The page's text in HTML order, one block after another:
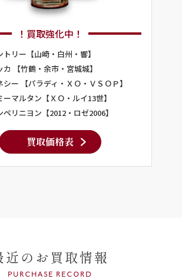
！買取強化中！
トリー【山崎・白州・響】
カ 【竹鶴・余市・宮城城】
シー 【パラディ・ＸＯ・ＶＳＯＰ】
ーマルタン【ＸＯ・ルイ13世】
ペリニヨン【2012・ロゼ2006】
買取価格表
近のお買取情報
PURCHASE RECORD